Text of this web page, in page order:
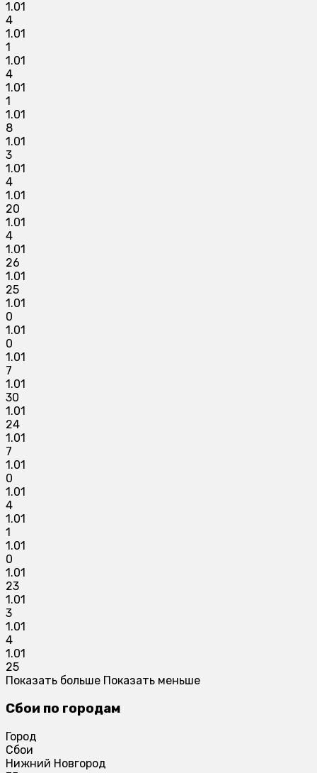
1.01
4
1.01
1
1.01
4
1.01
1
1.01
8
1.01
3
1.01
4
1.01
20
1.01
4
1.01
26
1.01
25
1.01
0
1.01
0
1.01
7
1.01
30
1.01
24
1.01
7
1.01
0
1.01
4
1.01
1
1.01
0
1.01
23
1.01
3
1.01
4
1.01
25
Показать больше Показать меньше
Сбои по городам
Город
Сбои
Нижний Новгород